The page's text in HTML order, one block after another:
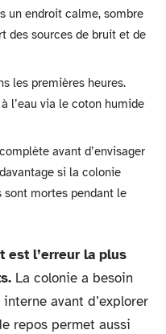
un endroit calme, sombre
des sources de bruit et de
les premières heures.
l’eau via le coton humide
avant d’envisager
si la colonie
sont mortes pendant le
est l’erreur la plus
La colonie a besoin
avant d’explorer
repos permet aussi